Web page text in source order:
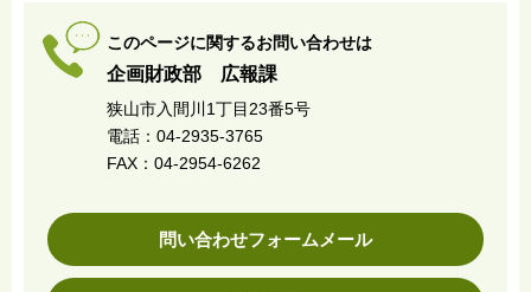
このページに関するお問い合わせは
企画財政部 広報課
狭山市入間川1丁目23番5号
電話：04-2935-3765
FAX：04-2954-6262
問い合わせフォームメール